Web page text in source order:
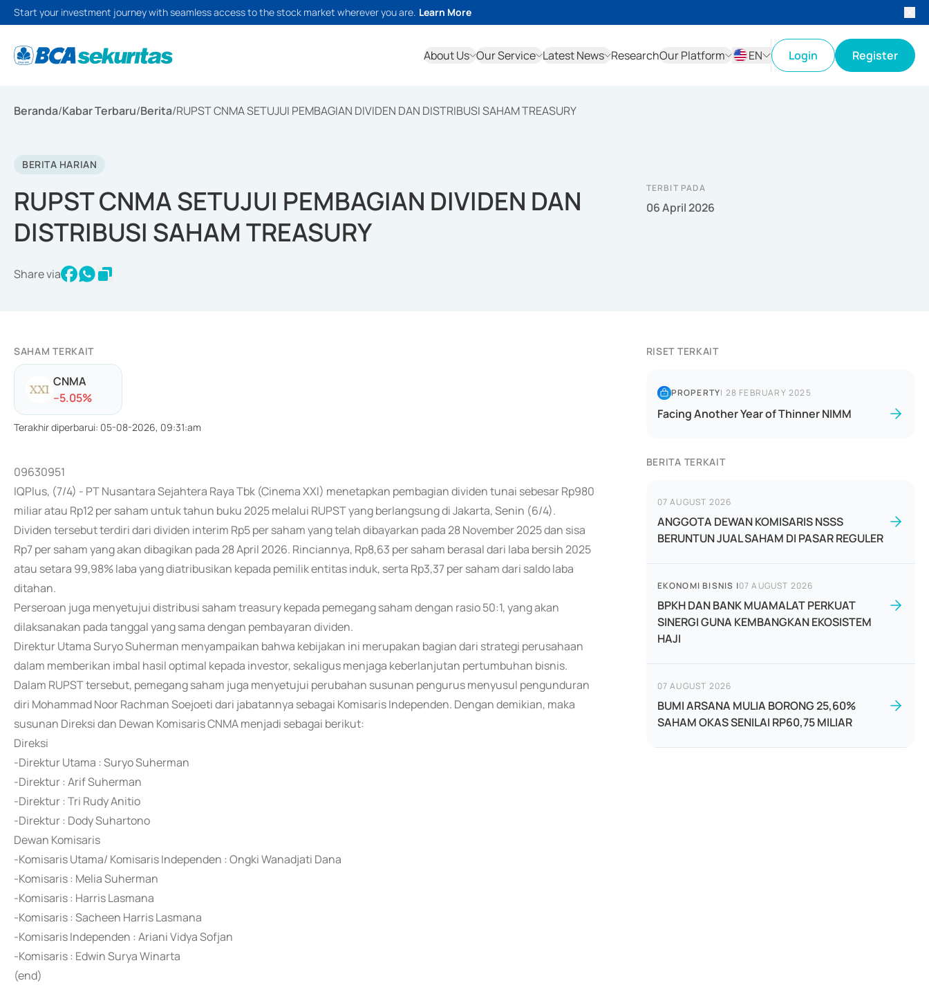
Start your investment journey with seamless access to the stock market wherever you are. Learn More
About Us Our Service Latest News ResearchOur Platform
EN
Login Register
Beranda/Kabar Terbaru/Berita/RUPST CNMA SETUJUI PEMBAGIAN DIVIDEN DAN DISTRIBUSI SAHAM TREASURY
BERITA HARIAN
RUPST CNMA SETUJUI PEMBAGIAN DIVIDEN DAN
DISTRIBUSI SAHAM TREASURY
Share via
TERBIT PADA
06 April 2026
SAHAM TERKAIT
CNMA
--5.05%
Terakhir diperbarui: 05-08-2026, 09:31:am
09630951
IQPlus, (7/4) - PT Nusantara Sejahtera Raya Tbk (Cinema XXI) menetapkan pembagian dividen tunai sebesar Rp980
miliar atau Rp12 per saham untuk tahun buku 2025 melalui RUPST yang berlangsung di Jakarta, Senin (6/4).
Dividen tersebut terdiri dari dividen interim Rp5 per saham yang telah dibayarkan pada 28 November 2025 dan sisa
Rp7 per saham yang akan dibagikan pada 28 April 2026. Rinciannya, Rp8,63 per saham berasal dari laba bersih 2025
atau setara 99,98% laba yang diatribusikan kepada pemilik entitas induk, serta Rp3,37 per saham dari saldo laba
ditahan.
Perseroan juga menyetujui distribusi saham treasury kepada pemegang saham dengan rasio 50:1, yang akan
dilaksanakan pada tanggal yang sama dengan pembayaran dividen.
Direktur Utama Suryo Suherman menyampaikan bahwa kebijakan ini merupakan bagian dari strategi perusahaan
dalam memberikan imbal hasil optimal kepada investor, sekaligus menjaga keberlanjutan pertumbuhan bisnis.
Dalam RUPST tersebut, pemegang saham juga menyetujui perubahan susunan pengurus menyusul pengunduran
diri Mohammad Noor Rachman Soejoeti dari jabatannya sebagai Komisaris Independen. Dengan demikian, maka
susunan Direksi dan Dewan Komisaris CNMA menjadi sebagai berikut:
Direksi
-Direktur Utama : Suryo Suherman
-Direktur : Arif Suherman
-Direktur : Tri Rudy Anitio
-Direktur : Dody Suhartono
Dewan Komisaris
-Komisaris Utama/ Komisaris Independen : Ongki Wanadjati Dana
-Komisaris : Melia Suherman
-Komisaris : Harris Lasmana
-Komisaris : Sacheen Harris Lasmana
-Komisaris Independen : Ariani Vidya Sofjan
-Komisaris : Edwin Surya Winarta
(end)
RISET TERKAIT
PROPERTY| 28 FEBRUARY 2025
Facing Another Year of Thinner NIMM
BERITA TERKAIT
07 AUGUST 2026
ANGGOTA DEWAN KOMISARIS NSSS
BERUNTUN JUAL SAHAM DI PASAR REGULER
EKONOMI BISNIS |07 AUGUST 2026
BPKH DAN BANK MUAMALAT PERKUAT
SINERGI GUNA KEMBANGKAN EKOSISTEM
HAJI
07 AUGUST 2026
BUMI ARSANA MULIA BORONG 25,60%
SAHAM OKAS SENILAI RP60,75 MILIAR